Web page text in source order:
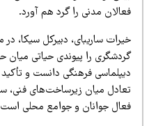
مدنی را گرد هم آورد.
ساریبای، دبیرکل سیکا، در
را پیوندی حیاتی میان
فرهنگی دانست و تأکید کرد
میان زیرساخت‌های فنی،
جوانان و جوامع محلی است.